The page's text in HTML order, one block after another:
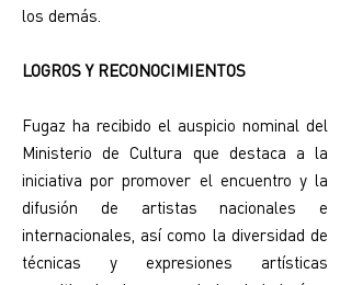
los demás.
LOGROS Y RECONOCIMIENTOS
Fugaz ha recibido el auspicio nominal del
Ministerio de Cultura que destaca a la
iniciativa por promover el encuentro y la
difusión de artistas nacionales e
internacionales, así como la diversidad de
técnicas y expresiones artísticas